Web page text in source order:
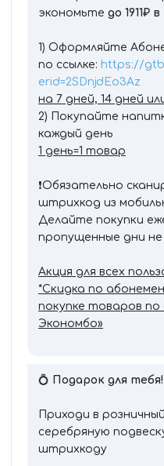
экономьте до 1911₽
1) Оформляйте
по ссылке: https://
erid=2SDnjdEo3Az
на 7 дней, 14 дней
2) Покупайте
каждый день
1 день=1 товар
❗️Обязательно
штрихкод из
Делайте покупки
пропущенные дни не
Акция для всех
*Скидка по
покупке товаров по
Экономбо»
💍 Подарок для тебя!
Приходи в
серебряную
штрихкоду